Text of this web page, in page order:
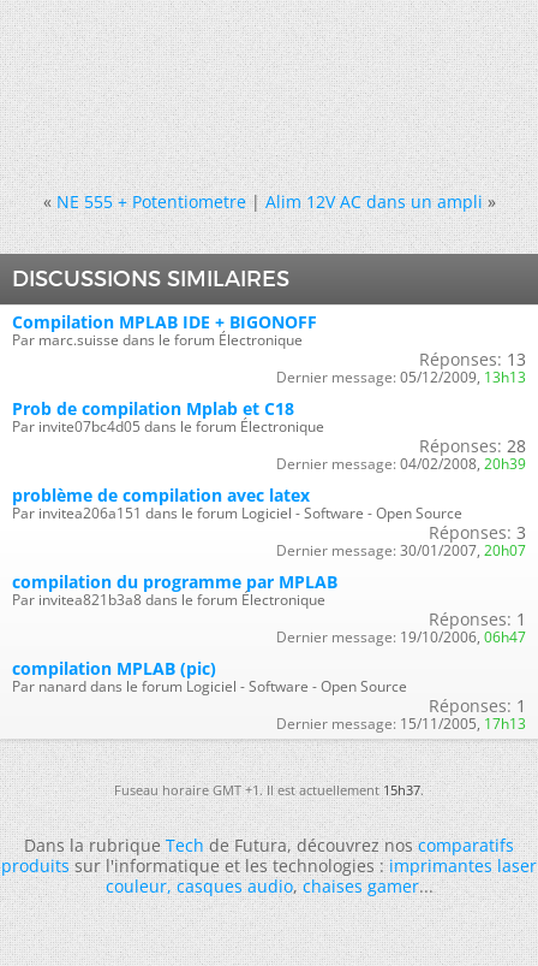
« NE 555 + Potentiometre|Alim 12V AC dans un ampli »
DISCUSSIONS SIMILAIRES
Compilation MPLAB IDE + BIGONOFF
Par marc.suisse dans le forum Électronique
Réponses: 13
Dernier message: 05/12/2009, 13h13
Prob de compilation Mplab et C18
Par invite07bc4d05 dans le forum Électronique
Réponses: 28
Dernier message: 04/02/2008, 20h39
problème de compilation avec latex
Par invitea206a151 dans le forum Logiciel - Software - Open Source
Réponses: 3
Dernier message: 30/01/2007, 20h07
compilation du programme par MPLAB
Par invitea821b3a8 dans le forum Électronique
Réponses: 1
Dernier message: 19/10/2006, 06h47
compilation MPLAB (pic)
Par nanard dans le forum Logiciel - Software - Open Source
Réponses: 1
Dernier message: 15/11/2005, 17h13
Fuseau horaire GMT +1. Il est actuellement15h37.
Dans la rubriqueTechde Futura, découvrez noscomparatifs
produitssur l'informatique et les technologies :imprimantes laser
couleur,casques audio,chaises gamer...